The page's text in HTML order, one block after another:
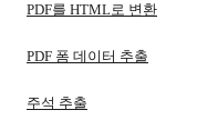
PDF를 HTML로 변환
PDF 폼 데이터 추출
주석 추출